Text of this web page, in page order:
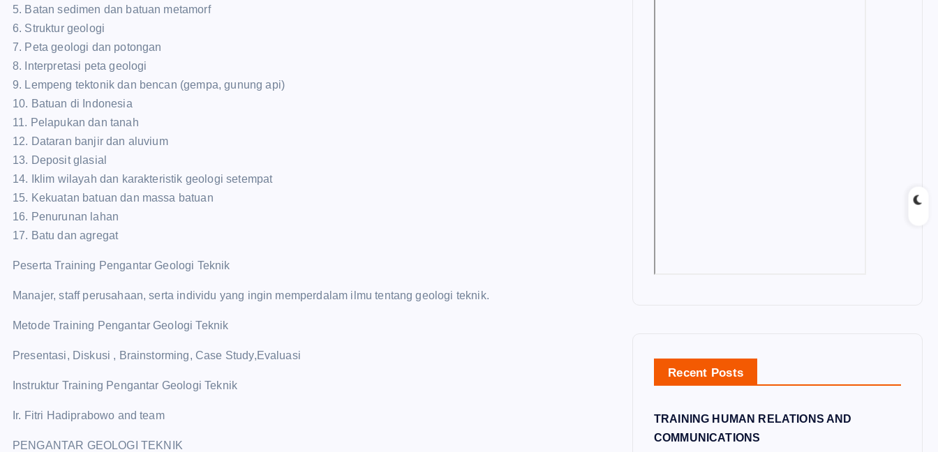
5. Batan sedimen dan batuan metamorf
6. Struktur geologi
7. Peta geologi dan potongan
8. Interpretasi peta geologi
9. Lempeng tektonik dan bencan (gempa, gunung api)
10. Batuan di Indonesia
11. Pelapukan dan tanah
12. Dataran banjir dan aluvium
13. Deposit glasial
14. Iklim wilayah dan karakteristik geologi setempat
15. Kekuatan batuan dan massa batuan
16. Penurunan lahan
17. Batu dan agregat
Peserta Training Pengantar Geologi Teknik
Manajer, staff perusahaan, serta individu yang ingin memperdalam ilmu tentang geologi teknik.
Metode Training Pengantar Geologi Teknik
Presentasi, Diskusi , Brainstorming, Case Study,Evaluasi
Instruktur Training Pengantar Geologi Teknik
Ir. Fitri Hadiprabowo and team
PENGANTAR GEOLOGI TEKNIK
Recent Posts
TRAINING HUMAN RELATIONS AND
COMMUNICATIONS